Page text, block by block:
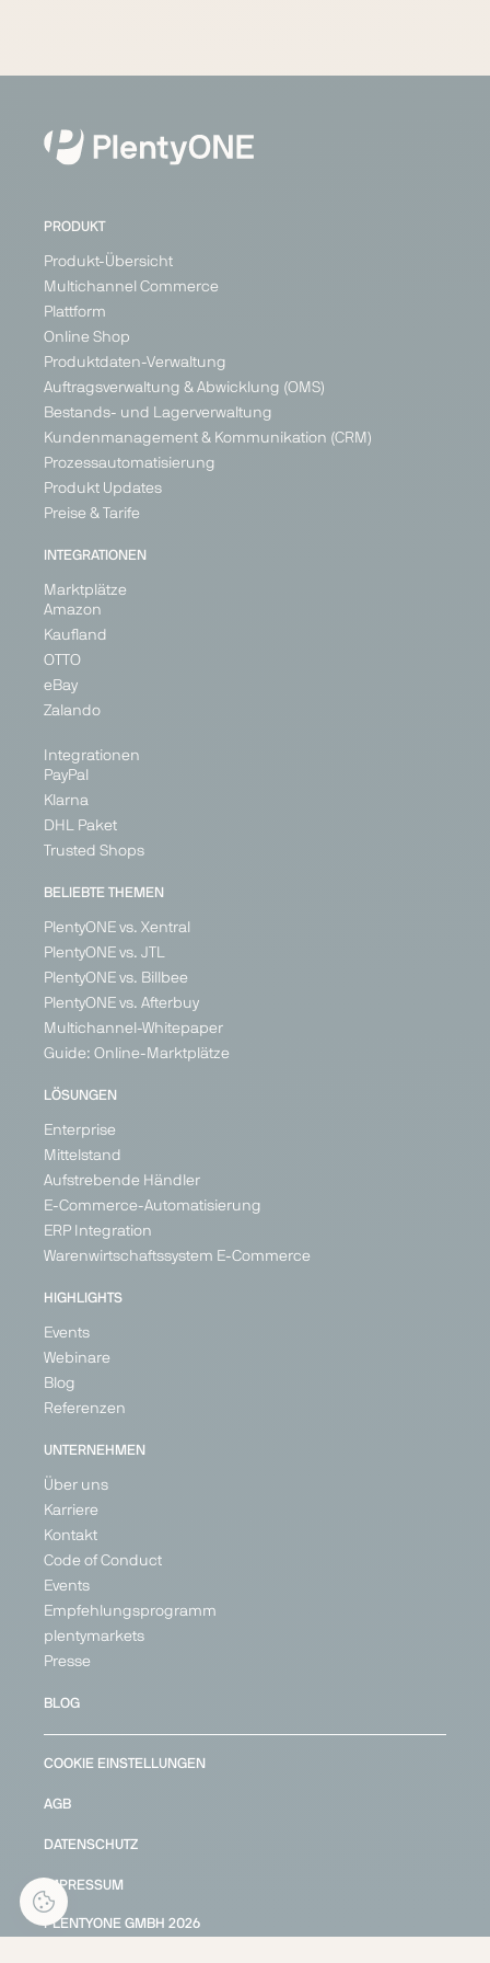
PRODUKT
Produkt-Übersicht
Multichannel Commerce
Plattform
Online Shop
Produktdaten-Verwaltung
Auftragsverwaltung & Abwicklung (OMS)
Bestands- und Lagerverwaltung
Kundenmanagement & Kommunikation (CRM)
Prozessautomatisierung
Produkt Updates
Preise & Tarife
INTEGRATIONEN
Marktplätze
Amazon
Kaufland
OTTO
eBay
Zalando
Integrationen
PayPal
Klarna
DHL Paket
Trusted Shops
BELIEBTE THEMEN
PlentyONE vs. Xentral
PlentyONE vs. JTL
PlentyONE vs. Billbee
PlentyONE vs. Afterbuy
Multichannel-Whitepaper
Guide: Online-Marktplätze
LÖSUNGEN
Enterprise
Mittelstand
Aufstrebende Händler
E-Commerce-Automatisierung
ERP Integration
Warenwirtschaftssystem E-Commerce
HIGHLIGHTS
Events
Webinare
Blog
Referenzen
UNTERNEHMEN
Über uns
Karriere
Kontakt
Code of Conduct
Events
Empfehlungsprogramm
plentymarkets
Presse
BLOG
COOKIE EINSTELLUNGEN
AGB
DATENSCHUTZ
IMPRESSUM
PLENTYONE GMBH 2026